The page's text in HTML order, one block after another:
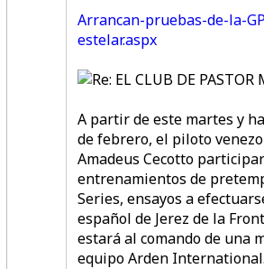
Arrancan-pruebas-de-la-
estelar.aspx
A partir de este martes y
de febrero, el piloto
Amadeus Cecotto
entrenamientos de
Series, ensayos a
español de Jerez de la
estará al comando de una
equipo Arden International.